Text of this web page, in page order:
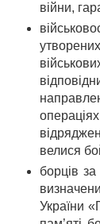
війни,
велися
борців
України